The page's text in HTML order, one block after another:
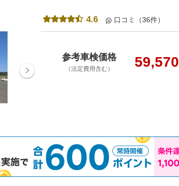
4.6 口コミ（36件）
参考車検価格
（法定費用含む） 59,570